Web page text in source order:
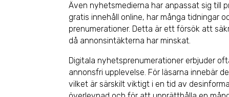
Även nyhetsmedierna har anpassat sig till
gratis innehåll online, har många tidningar
prenumerationer. Detta är ett försök att
då annonsintäkterna har minskat.
Digitala nyhetsprenumerationer erbjuder
annonsfri upplevelse. För läsarna innebär
vilket är särskilt viktigt i en tid av